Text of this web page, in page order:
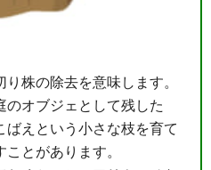
株の除去を意味します。
オブジェとして残した
ばえという小さな枝を育て
とがあります。